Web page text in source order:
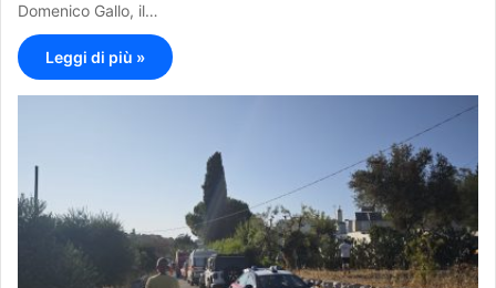
Domenico Gallo, il…
Leggi di più »